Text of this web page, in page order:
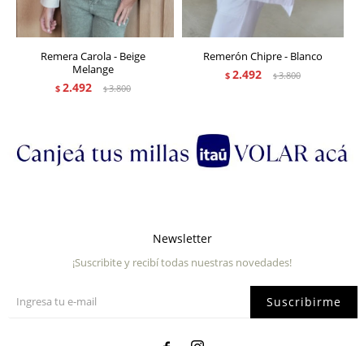
Remera Carola - Beige
Melange
$ 2.492 $3.800
Remerón Chipre - Blanco
$ 2.492 $3.800
Newsletter
¡Suscribite y recibí todas nuestras novedades!
Suscribirme